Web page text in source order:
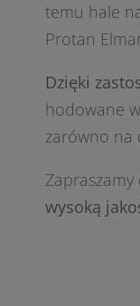
temu hale
Protan
Dzięki
hodowane
zarówno na
wysoką